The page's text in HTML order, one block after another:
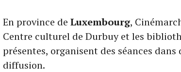
En province de Luxembourg,
Centre culturel de Durbuy et les
présentes, organisent des séances
diffusion.